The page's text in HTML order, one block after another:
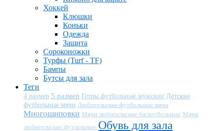
Хоккей
Клюшки
Коньки
Одежда
Защита
Сороконожки
Турфы (Turf - TF)
Бампы
Бутсы для зала
Теги
4 размер 5 размер Гетры футбольные мужские Детские
футбольные мячи Любительские футбольные мячи
Многошиповки Мячи любительские баскетбольные Мячи
любительские футзальные Обувь для зала